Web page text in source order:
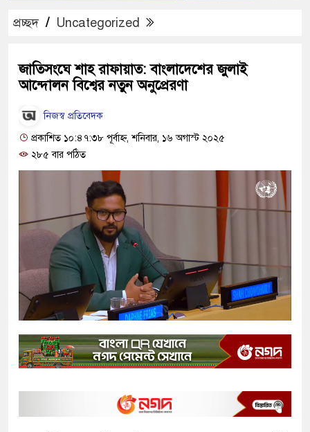
প্রচ্ছদ/ Uncategorized
জাতিসংঘে শাহ রাফায়াত: বাংলাদেশের জুলাই
আন্দোলন বিশ্বের নতুন অনুপ্রেরণা
নিজস্ব প্রতিবেদক
প্রকাশিত ১০:৪৭:৩৮ পূর্বাহ্ন, শনিবার, ১৬ অগাস্ট ২০২৫
২৮৫ বার পঠিত